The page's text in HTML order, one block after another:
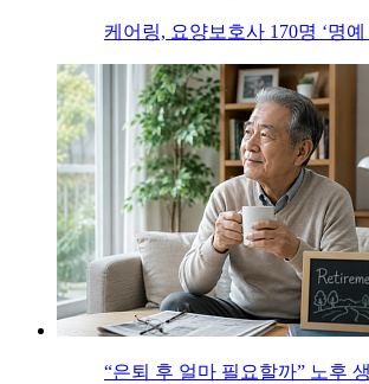
케어링, 요양보호사 170명 ‘명
“은퇴 후 얼마 필요할까” 노후